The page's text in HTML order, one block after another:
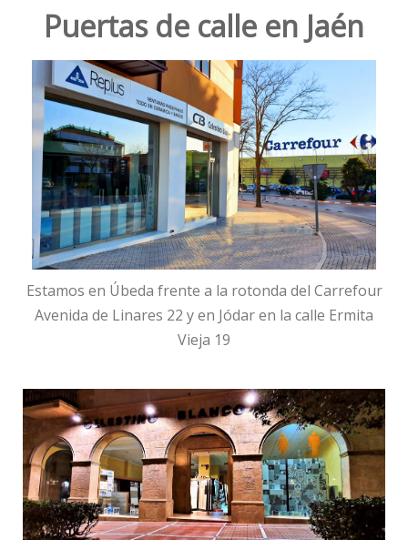
Puertas de calle en Jaén
Estamos en Úbeda frente a la rotonda del Carrefour
Avenida de Linares 22 y en Jódar en la calle Ermita
Vieja 19